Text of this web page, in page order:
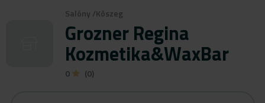
Salóny /Kõszeg
Grozner Regina
Kozmetika&WaxBar
0 (0)